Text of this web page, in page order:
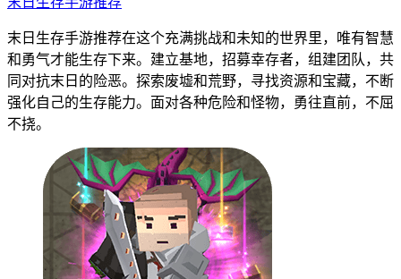
末日生存手游推荐在这个充满挑战和未知的世界里，唯有智慧
和勇气才能生存下来。建立基地，招募幸存者，组建团队，共
同对抗末日的险恶。探索废墟和荒野，寻找资源和宝藏，不断
强化自己的生存能力。面对各种危险和怪物，勇往直前，不屈
不挠。